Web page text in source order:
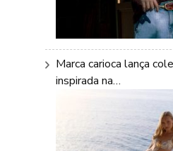
Marca carioca lança
inspirada na…